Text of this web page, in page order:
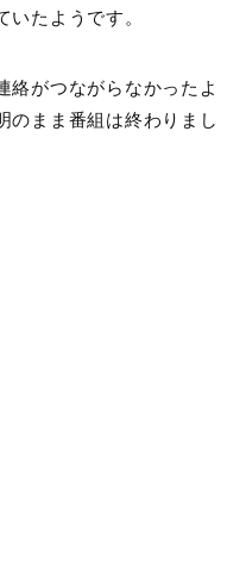
たようです。
絡がつながらなかったよ
のまま番組は終わりまし